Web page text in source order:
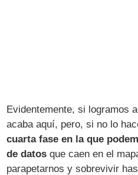
Evidentemente, si logramos
acaba aquí, pero, si no lo
cuarta fase en la que
de datos que caen en el
parapetarnos y sobrevivir